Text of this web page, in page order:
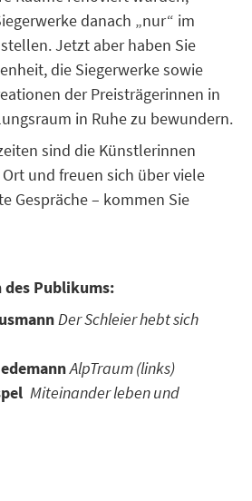
danach „nur“ im
Jetzt aber haben Sie
die Siegerwerke sowie
der Preisträgerinnen in
in Ruhe zu bewundern.
sind die Künstlerinnen
und freuen sich über viele
Gespräche – kommen Sie
Publikums:
Der Schleier hebt sich
AlpTraum (links)
Miteinander leben und